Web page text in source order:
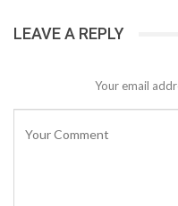
LEAVE A REPLY
Your email